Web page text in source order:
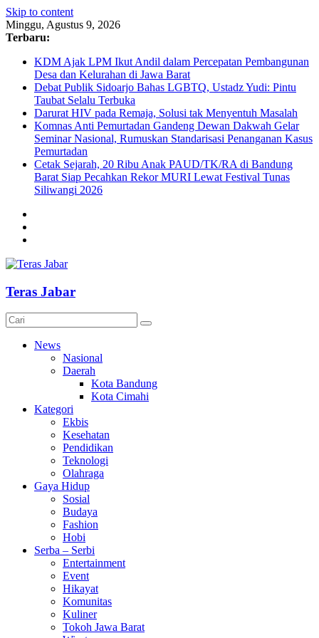
Skip to content
Minggu, Agustus 9, 2026
Terbaru:
KDM Ajak LPM Ikut Andil dalam Percepatan Pembangunan
Desa dan Kelurahan di Jawa Barat
Debat Publik Sidoarjo Bahas LGBTQ, Ustadz Yudi: Pintu
Taubat Selalu Terbuka
Darurat HIV pada Remaja, Solusi tak Menyentuh Masalah
Komnas Anti Pemurtadan Gandeng Dewan Dakwah Gelar
Seminar Nasional, Rumuskan Standarisasi Penanganan Kasus
Pemurtadan
Cetak Sejarah, 20 Ribu Anak PAUD/TK/RA di Bandung
Barat Siap Pecahkan Rekor MURI Lewat Festival Tunas
Siliwangi 2026
Teras Jabar
News
Nasional
Daerah
Kota Bandung
Kota Cimahi
Kategori
Ekbis
Kesehatan
Pendidikan
Teknologi
Olahraga
Gaya Hidup
Sosial
Budaya
Fashion
Hobi
Serba – Serbi
Entertainment
Event
Hikayat
Komunitas
Kuliner
Tokoh Jawa Barat